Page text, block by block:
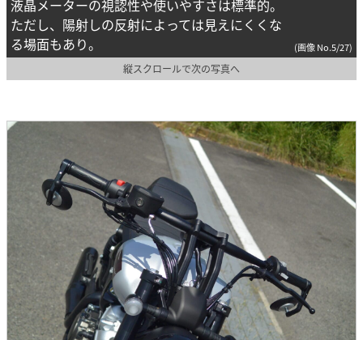
液晶メーターの視認性や使いやすさは標準的。
ただし、陽射しの反射によっては見えにくくな
る場面もあり。
(画像 No.5/27)
縦スクロールで次の写真へ